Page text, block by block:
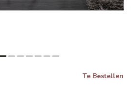
Te Bestellen